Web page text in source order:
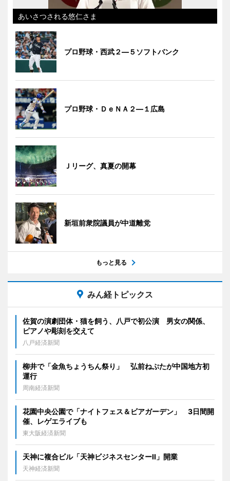
あいさつされる悠仁さま
プロ野球・西武２―５ソフトバンク
プロ野球・ＤｅＮＡ２―１広島
Ｊリーグ、真夏の開幕
新垣前衆院議員が中道離党
もっと見る
みん経トピックス
佐賀の演劇団体・猫を飼う、八戸で初公演 男女の関係、
ピアノや彫刻を交えて
八戸経済新聞
柳井で「金魚ちょうちん祭り」 弘前ねぷたが中国地方初
運行
周南経済新聞
花園中央公園で「ナイトフェス＆ビアガーデン」 3日間開
催、レゲエライブも
東大阪経済新聞
天神に複合ビル「天神ビジネスセンターII」開業
天神経済新聞